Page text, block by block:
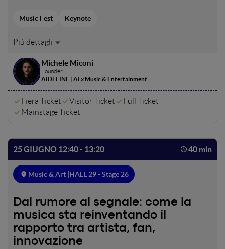
Music Fest Keynote
Many speak of "AI-generated music." Here, we
(mix/master assistants, texture generation,
recommendation systems), what constitutes mere
marketing, and what entails legal risk. A specific focus is
placed on festivals and clubs: how AI is transforming artist
scouting, promotion, crowd management, and live visuals,
Michele Miconi
Founder
AIDEFINE | AI x Music & Entertainment
Fiera Ticket Visitor Ticket
Full Ticket
Mainstage Ticket
25 GIUGNO 12:40 - 13:20 40 min
Music & Art | HALL 29 - Stage 26
Dal rumore al segnale: come la
musica sta reinventando il
rapporto tra artista, fan,
innovazione